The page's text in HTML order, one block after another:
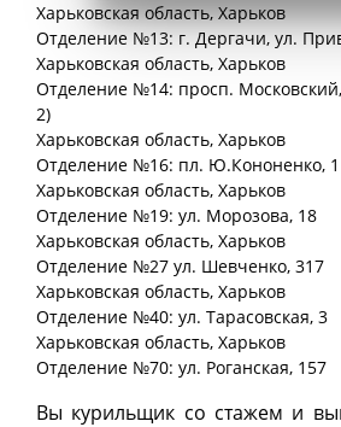
Харьковскаяобласть, Харьков
Отделение №13: г. Дергачи, ул.
Харьковская область, Харьков
Отделение №14: просп.
2)
Харьковская область, Харьков
Отделение №16: пл. Ю.Кононенко, 1
Харьковская область, Харьков
Отделение №19: ул. Морозова, 18
Харьковская область, Харьков
Отделение №27 ул. Шевченко, 317
Харьковская область, Харьков
Отделение №40: ул. Тарасовская, 3
Харьковская область, Харьков
Отделение №70: ул. Роганская, 157
Вы курильщик со стажем и